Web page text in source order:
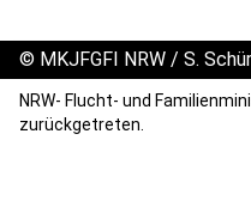
© MKJFGFI NRW / S.
NRW- Flucht- und
zurückgetreten.